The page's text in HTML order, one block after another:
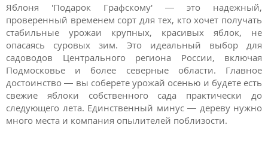
Яблоня 'Подарок Графскому' — это надежный,
проверенный временем сорт для тех, кто хочет получать
стабильные урожаи крупных, красивых яблок, не
опасаясь суровых зим. Это идеальный выбор для
садоводов Центрального региона России, включая
Подмосковье и более северные области. Главное
достоинство — вы соберете урожай осенью и будете есть
свежие яблоки собственного сада практически до
следующего лета. Единственный минус — дереву нужно
много места и компания опылителей поблизости.